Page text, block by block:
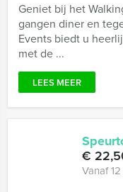
Geniet bij het
gangen diner en
Events biedt u
met de ...
LEES MEER
€
Vanaf